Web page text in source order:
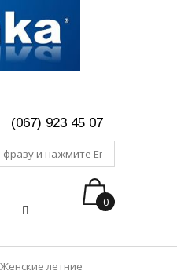
(067) 923 45 07
0
Женские летние